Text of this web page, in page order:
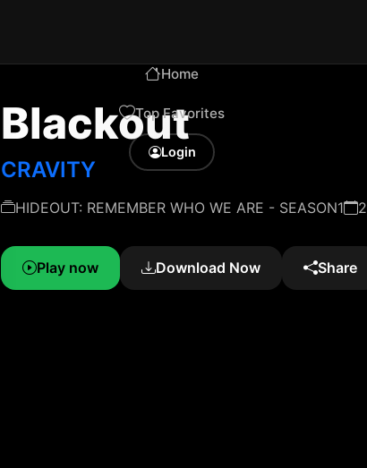
Home
Top Favorites
Login
Blackout
CRAVITY
HIDEOUT: REMEMBER WHO WE ARE - SEASON1
Play now Download Now Share